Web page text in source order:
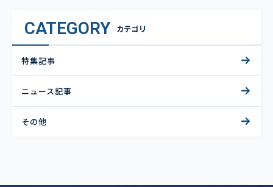
CATEGORY カテゴリ
特集記事
ニュース記事
その他